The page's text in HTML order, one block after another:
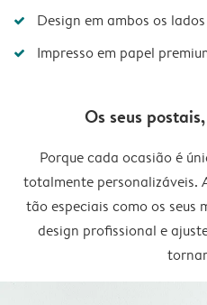
Design em ambos os lados
Impresso em papel
Os seus
Porque cada ocasião é
totalmente personalizáveis.
tão especiais como os seus
design profissional e